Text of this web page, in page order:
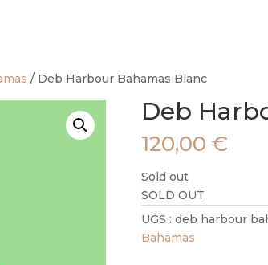
/ Deb Harbour Bahamas Blanc
Deb
120,00 €
Sold out
SOLD OUT
UGS : deb harbour
Bahamas